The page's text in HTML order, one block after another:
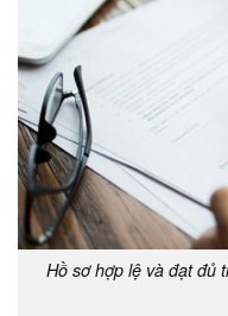
Hồ sơ hợp lệ và đạt đủ